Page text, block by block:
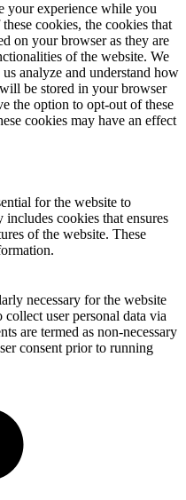
your experience while you
cookies, the cookies that
on your browser as they are
of the website. We
analyze and understand how
be stored in your browser
the option to opt-out of these
cookies may have an effect
for the website to
cookies that ensures
of the website. These
necessary for the website
user personal data via
are termed as non-necessary
consent prior to running